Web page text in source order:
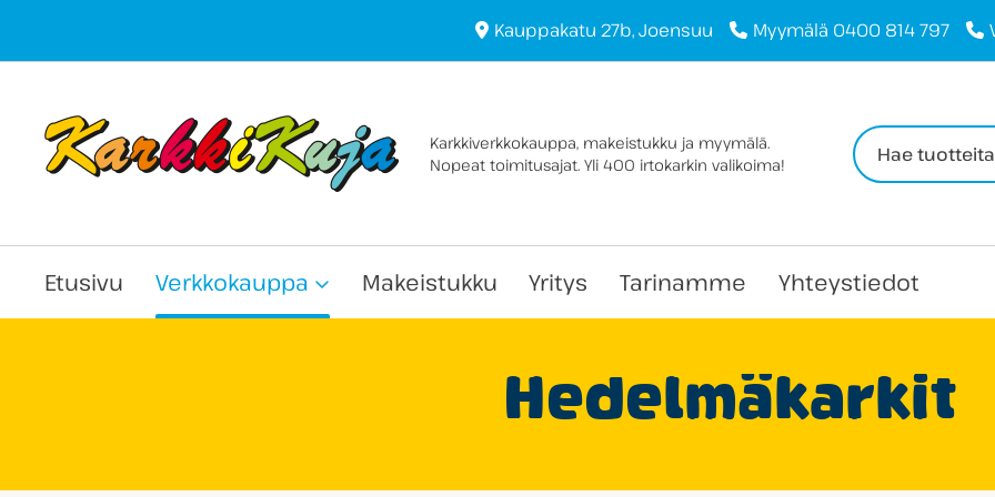
Kauppakatu 27b, Joensuu Myymälä 0400 814 797
Karkkiverkkokauppa, makeistukku ja myymälä.
Nopeat toimitusajat. Yli 400 irtokarkin valikoima!
Haku:
Etusivu Verkkokauppa Makeistukku Yritys Tarinamme Yhteystiedot
Hedelmäkarkit